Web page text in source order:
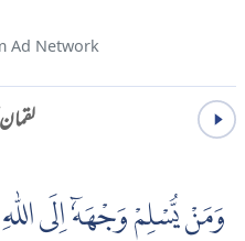
Ad Network
لقمان
وَمَنْ يُّسْلِمْ وَجْهَهٗۤ اِلَى